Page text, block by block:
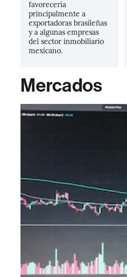
favorecería
principalmente a
exportadoras brasileñas
y a algunas empresas
del sector inmobiliario
mexicano.
Mercados